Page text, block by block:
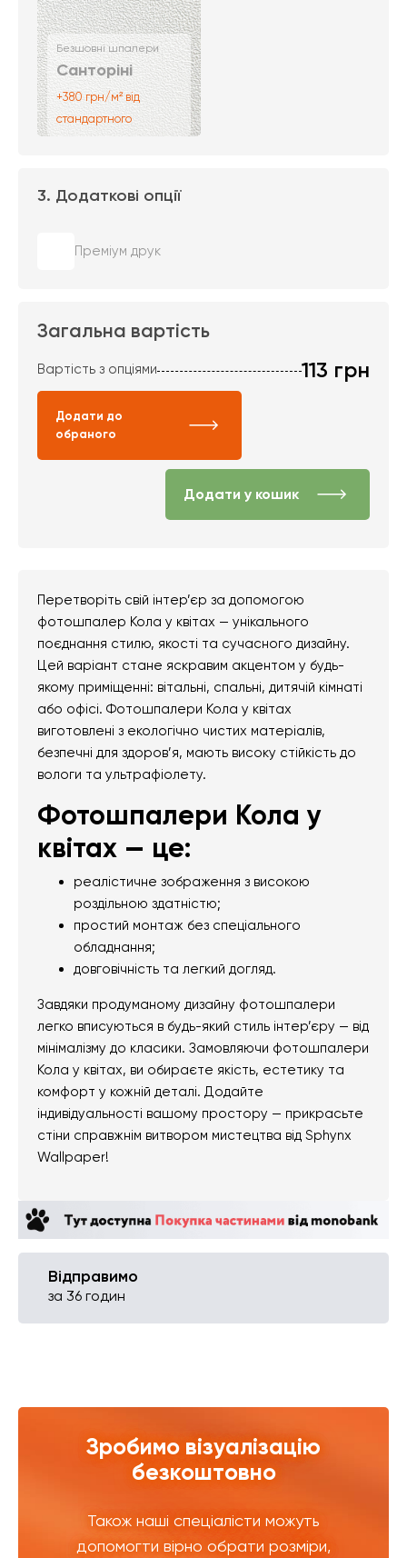
Безшовні шпалери
Санторіні
+380 грн/м² від
стандартного
3. Додаткові опції
Преміум друк
Загальна вартість
Вартість з опціями 113 грн
Додати до
обраного
Додати у кошик
Перетворіть свій інтер’єр за допомогою
фотошпалер Кола у квітах — унікального
поєднання стилю, якості та сучасного дизайну.
Цей варіант стане яскравим акцентом у будь-
якому приміщенні: вітальні, спальні, дитячій кімнаті
або офісі. Фотошпалери Кола у квітах
виготовлені з екологічно чистих матеріалів,
безпечні для здоров’я, мають високу стійкість до
вологи та ультрафіолету.
Фотошпалери Кола у
квітах — це:
реалістичне зображення з високою
роздільною здатністю;
простий монтаж без спеціального
обладнання;
довговічність та легкий догляд.
Завдяки продуманому дизайну фотошпалери
легко вписуються в будь-який стиль інтер’єру — від
мінімалізму до класики. Замовляючи фотошпалери
Кола у квітах, ви обираєте якість, естетику та
комфорт у кожній деталі. Додайте
індивідуальності вашому простору — прикрасьте
стіни справжнім витвором мистецтва від Sphynx
Wallpaper!
Відправимо
за 36 годин
Зробимо візуалізацію
безкоштовно
Також наші спеціалісти можуть
допомогти вірно обрати розміри,